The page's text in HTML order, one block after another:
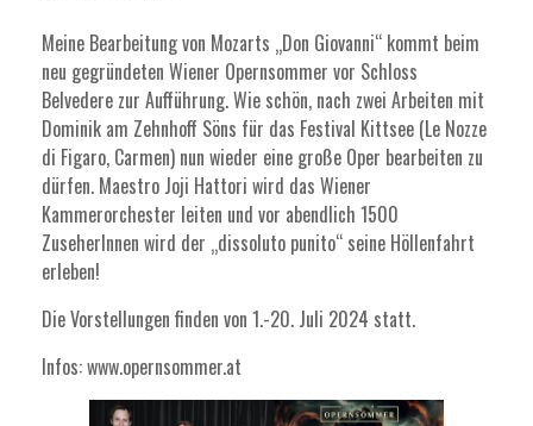
Meine Bearbeitung von Mozarts „Don Giovanni“ kommt beim
neu gegründeten Wiener Opernsommer vor Schloss
Belvedere zur Aufführung. Wie schön, nach zwei Arbeiten mit
Dominik am Zehnhoff Söns für das Festival Kittsee (Le Nozze
di Figaro, Carmen) nun wieder eine große Oper bearbeiten zu
dürfen. Maestro Joji Hattori wird das Wiener
Kammerorchester leiten und vor abendlich 1500
ZuseherInnen wird der „dissoluto punito“ seine Höllenfahrt
erleben!
Die Vorstellungen finden von 1.-20. Juli 2024 statt.
Infos:www.opernsommer.at